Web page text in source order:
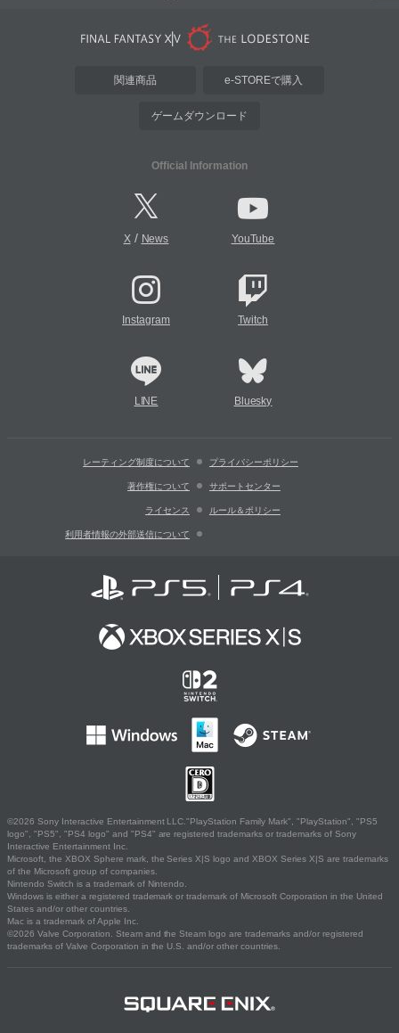
関連商品 e-STOREで購入
ゲームダウンロード
Official Information
X/ News YouTube
Instagram Twitch
LINE Bluesky
レーティング制度について プライバシーポリシー
著作権について サポートセンター
ライセンス ルール＆ポリシー
利用者情報の外部送信について
©2026 Sony Interactive Entertainment LLC."PlayStation Family Mark", "PlayStation", "PS5
logo", "PS5", "PS4 logo" and "PS4" are registered trademarks or trademarks of Sony
Interactive Entertainment Inc.
Microsoft, the XBOX Sphere mark, the Series X|S logo and XBOX Series X|S are trademarks
of the Microsoft group of companies.
Nintendo Switch is a trademark of Nintendo.
Windows is either a registered trademark or trademark of Microsoft Corporation in the United
States and/or other countries.
Mac is a trademark of Apple Inc.
©2026 Valve Corporation. Steam and the Steam logo are trademarks and/or registered
trademarks of Valve Corporation in the U.S. and/or other countries.